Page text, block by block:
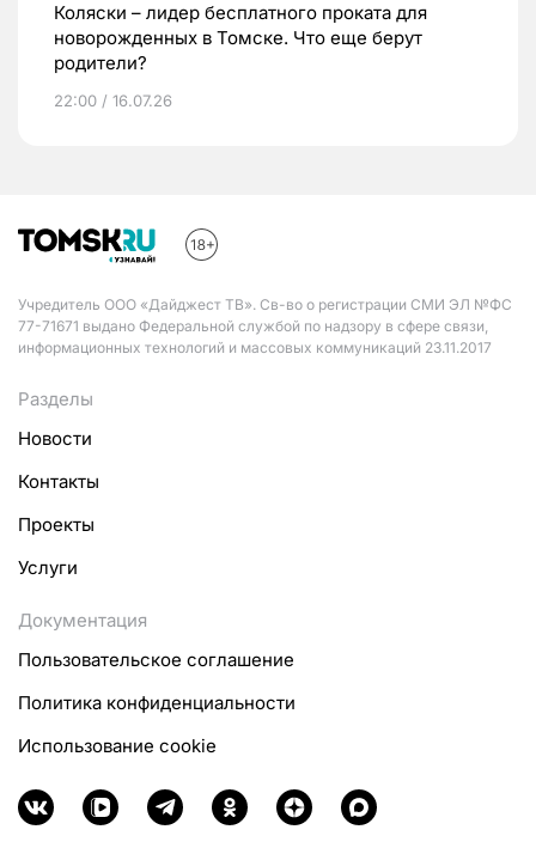
Коляски – лидер бесплатного проката для
новорожденных в Томске. Что еще берут
родители?
22:00 / 16.07.26
Учредитель ООО «Дайджест ТВ». Св-во о регистрации СМИ ЭЛ №ФС
77-71671 выдано Федеральной службой по надзору в сфере связи,
информационных технологий и массовых коммуникаций 23.11.2017
Разделы
Новости
Контакты
Проекты
Услуги
Документация
Пользовательское соглашение
Политика конфиденциальности
Использование cookie